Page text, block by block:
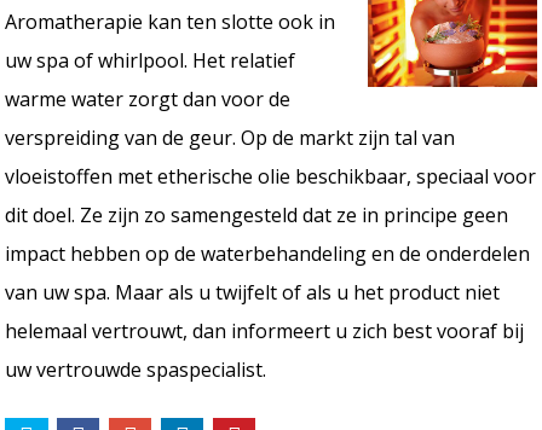
Aromatherapie kan ten slotte ook in
uw spa of whirlpool. Het relatief
warme water zorgt dan voor de
verspreiding van de geur. Op de markt zijn tal van
vloeistoffen met etherische olie beschikbaar, speciaal voor
dit doel. Ze zijn zo samengesteld dat ze in principe geen
impact hebben op de waterbehandeling en de onderdelen
van uw spa. Maar als u twijfelt of als u het product niet
helemaal vertrouwt, dan informeert u zich best vooraf bij
uw vertrouwde spaspecialist.